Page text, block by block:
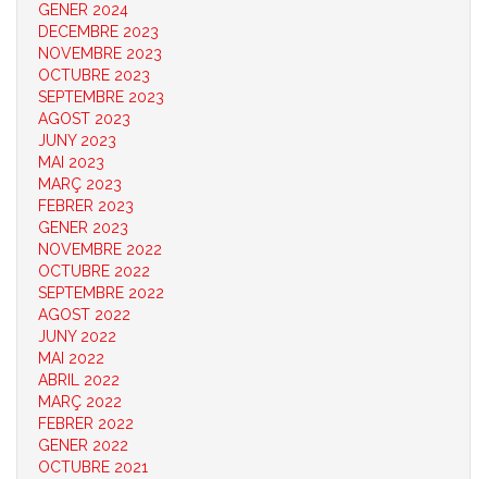
GENER 2024
DECEMBRE 2023
NOVEMBRE 2023
OCTUBRE 2023
SEPTEMBRE 2023
AGOST 2023
JUNY 2023
MAI 2023
MARÇ 2023
FEBRER 2023
GENER 2023
NOVEMBRE 2022
OCTUBRE 2022
SEPTEMBRE 2022
AGOST 2022
JUNY 2022
MAI 2022
ABRIL 2022
MARÇ 2022
FEBRER 2022
GENER 2022
OCTUBRE 2021